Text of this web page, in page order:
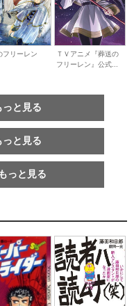
フリーレン
ＴＶアニメ『葬送の
フリーレン』公式...
と見る
っと見る
っと見る